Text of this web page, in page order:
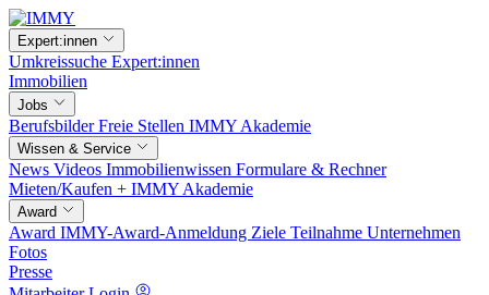
Expert:innen
Umkreissuche Expert:innen
Immobilien
Jobs
BerufsbilderFreie Stellen IMMY Akademie
Wissen & Service
News Videos Immobilienwissen Formulare & Rechner
Mieten/Kaufen + IMMY Akademie
Award
Award IMMY-Award-Anmeldung Ziele Teilnahme Unternehmen
Fotos
Presse